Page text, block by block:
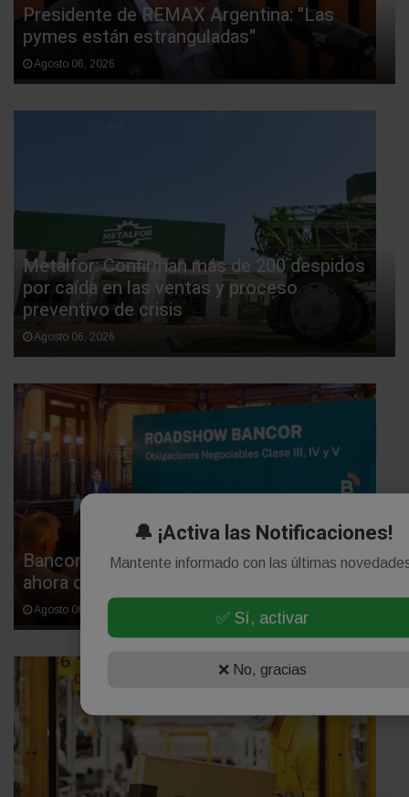
Presidente de REMAX Argentina: "Las
pymes están estranguladas"
Agosto 06, 2026
Metalfor: Confirman más de 200 despidos
por caída en las ventas y proceso
preventivo de crisis
Agosto 06, 2026
Bancor consiguió dinero del mercado y
ahora diseña nuevas líneas de créditos
Agosto 06, 2026
🔔 ¡Activa las Notificaciones!
Mantente informado con las últimas
✅ Sí, activar
❌ No, gracias